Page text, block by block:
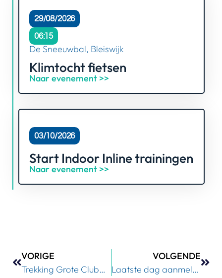
29/08/2026
06:15
De Sneeuwbal, Bleiswijk
Klimtocht fietsen
Naar evenement >>
03/10/2026
Start Indoor Inline trainingen
Naar evenement >>
VORIGE
Trekking Grote Clubactie
VOLGENDE
Laatste dag aanmelden CK en BBQ seizoenswissel